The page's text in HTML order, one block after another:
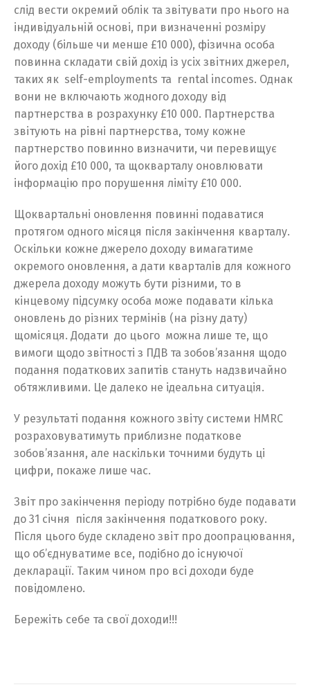
слід вести окремий облік та звітувати про нього на
індивідуальній основі, при визначенні розміру
доходу (більше чи менше £10 000), фізична особа
повинна складати свій дохід із усіх звітних джерел,
таких як self-employments та rental incomes. Однак
вони не включають жодного доходу від
партнерства в розрахунку £10 000. Партнерства
звітують на рівні партнерства, тому кожне
партнерство повинно визначити, чи перевищує
його дохід £10 000, та щокварталу оновлювати
інформацію про порушення ліміту £10 000.
Щоквартальні оновлення повинні подаватися
протягом одного місяця після закінчення кварталу.
Оскільки кожне джерело доходу вимагатиме
окремого оновлення, а дати кварталів для кожного
джерела доходу можуть бути різними, то в
кінцевому підсумку особа може подавати кілька
оновлень до різних термінів (на різну дату)
щомісяця. Додати до цього можна лише те, що
вимоги щодо звітності з ПДВ та зобов’язання щодо
подання податкових запитів стануть надзвичайно
обтяжливими. Це далеко не ідеальна ситуація.
У результаті подання кожного звіту системи HMRC
розраховуватимуть приблизне податкове
зобов’язання, але наскільки точними будуть ці
цифри, покаже лише час.
Звіт про закінчення періоду потрібно буде подавати
до 31 січня після закінчення податкового року.
Після цього буде складено звіт про доопрацювання,
що об’єднуватиме все, подібно до існуючої
декларації. Таким чином про всі доходи буде
повідомлено.
Бережіть себе та свої доходи!!!